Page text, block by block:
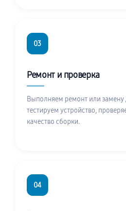
03
Ремонт и проверка
Выполняем ремонт или замену
тестируем устройство,
качество сборки.
04